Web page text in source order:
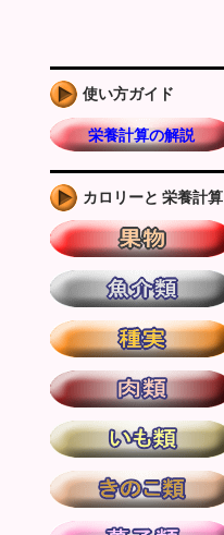
使い方ガイド
栄養計算の解説
カロリーと 栄養計算